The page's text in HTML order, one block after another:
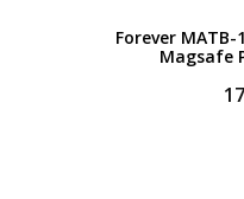
Forever MATB-
Magsafe